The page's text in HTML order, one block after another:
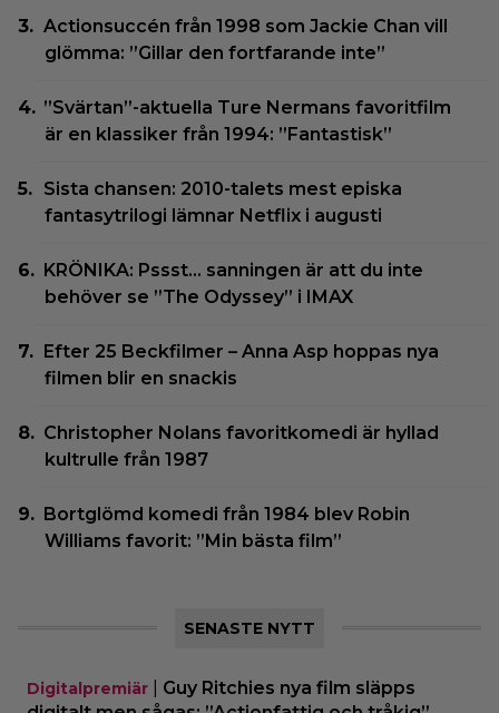
Actionsuccén från 1998 som Jackie Chan vill
glömma: ”Gillar den fortfarande inte”
”Svärtan”-aktuella Ture Nermans favoritfilm
är en klassiker från 1994: ”Fantastisk”
Sista chansen: 2010-talets mest episka
fantasytrilogi lämnar Netflix i augusti
KRÖNIKA: Pssst… sanningen är att du inte
behöver se ”The Odyssey” i IMAX
Efter 25 Beckfilmer – Anna Asp hoppas nya
filmen blir en snackis
Christopher Nolans favoritkomedi är hyllad
kultrulle från 1987
Bortglömd komedi från 1984 blev Robin
Williams favorit: ”Min bästa film”
SENASTE NYTT
Digitalpremiär
Guy Ritchies nya film släpps